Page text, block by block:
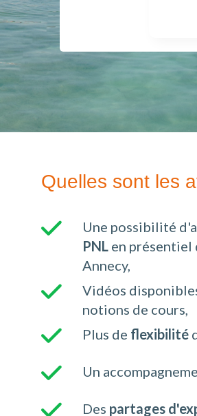
Quelles sont les
Une possibilité
PNL en présentiel
Annecy,
Vidéos
notions de cours,
Plus de flexibilité
Un
Des partages